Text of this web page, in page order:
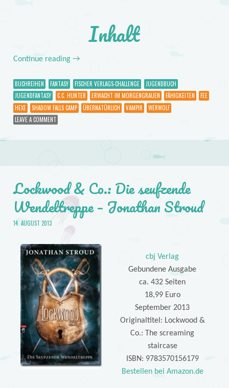
Inhalt
Continue reading →
BUCHREIHEN FANTASY FISCHER VERLAGS-CHALLENGE
JUGENDBUCH
JUGENDFANTASY
C.C. HUNTER ERWACHT IM MORGENGRAUEN FÄHIGKEITEN
FEE
HEXE
SHADOW FALLS CAMP ÜBERNATÜRLICH VAMPIR
WERWOLF
LEAVE A COMMENT
Lockwood & Co.: Die seufzende
Wendeltreppe – Jonathan Stroud
14. AUGUST 2013
cbj Verlag
Gebundene Ausgabe
ca. 432 Seiten
18,99 Euro
September 2013
Originaltitel: Lockwood &
Co.: The screaming
staircase
ISBN: 9783570156179
Bestellen bei Amazon.de